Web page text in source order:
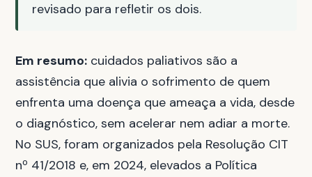
revisado para refletir os dois.
Em resumo: cuidados paliativos são a
assistência que alivia o sofrimento de quem
enfrenta uma doença que ameaça a vida, desde
o diagnóstico, sem acelerar nem adiar a morte.
No SUS, foram organizados pela Resolução CIT
nº 41/2018 e, em 2024, elevados a Política